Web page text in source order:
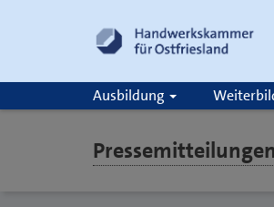
Ausbildung
Suche
Pressemitteilungen